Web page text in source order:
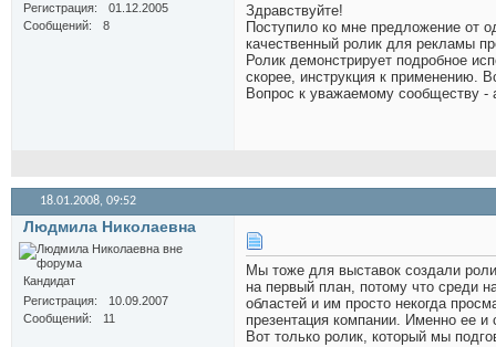
Регистрация
01.12.2005
Сообщений
8
Здравствуйте!
Поступило ко мне предложение от
качественный ролик для рекламы
Ролик демонстрирует подробное
скорее, инструкция к применению.
Вопрос к уважаемому сообществу
18.01.2008, 09:52
Людмила Николаевна
Кандидат
Регистрация
10.09.2007
Сообщений
11
Мы тоже для выставок создали
на первый план, потому что среди
областей и им просто некогда
презентация компании. Именно ее
Вот только ролик, который мы